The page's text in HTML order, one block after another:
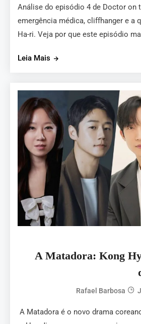
Análise do episódio 4 de Doctor on
emergência médica, cliffhanger e a
Ha-ri. Veja por que este episódio
Leia Mais
A Matadora: Kong
Rafael Barbosa
A Matadora é o novo drama